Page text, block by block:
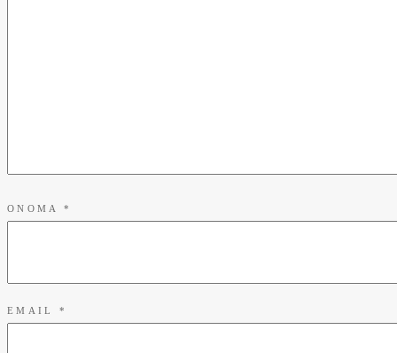
ΌΝΟΜΑ *
EMAIL *